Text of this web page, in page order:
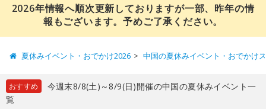
2026年情報へ順次更新しておりますが一部、昨年の情
報もございます。予めご了承ください。
夏休みイベント・おでかけ2026 中国の夏休みイベント・おでかけ
おすすめ
今週末8/8(土)～8/9(日)開催の中国の夏休みイベント一
覧